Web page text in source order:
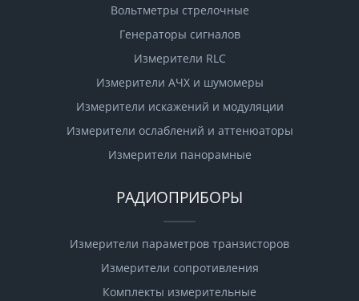
Вольтметры стрелочные
Генераторы сигналов
Измерители RLC
Измерители АЧХ и шумомеры
Измерители искажений и модуляции
Измерители ослаблений и аттенюаторы
Измерители панорамные
РАДИОПРИБОРЫ
Измерители параметров транзисторов
Измерители сопротивления
Комплекты измерительные